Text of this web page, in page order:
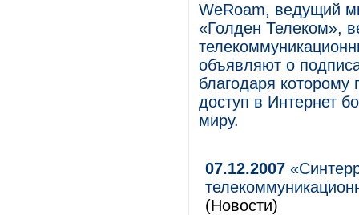
WeRoam, ведущий
«Голден Телеком»,
объявляют о
благодаря которому
доступ в Интернет
миру.
07.12.2007
(Новости)